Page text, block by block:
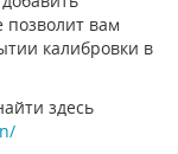
позволит вам
калибровки в
здесь